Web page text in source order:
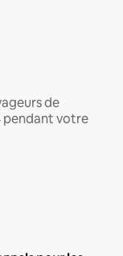
de
pendant votre